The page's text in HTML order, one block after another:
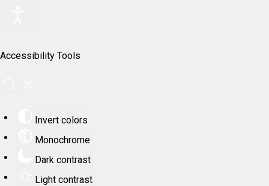
Accessibility Tools
Invert colors
Monochrome
Dark contrast
Light contrast